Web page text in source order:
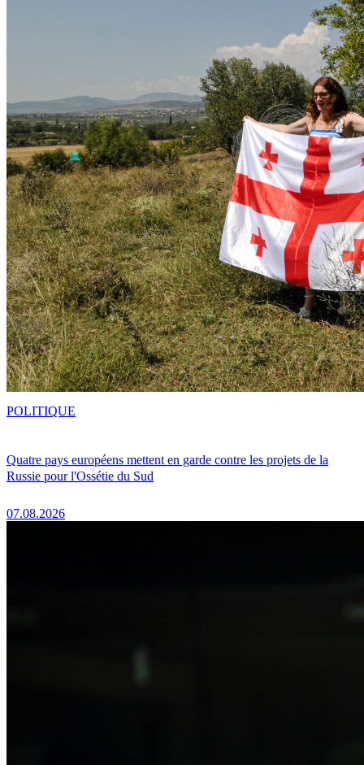
Quatre pays européens mettent en garde contre les projets de la
Russie pour l'Ossétie du Sud
07.08.2026
POLITIQUE